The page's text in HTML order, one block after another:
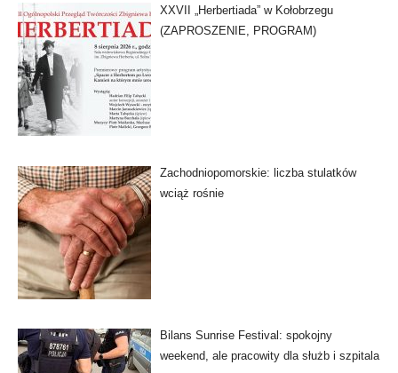
XXVII „Herbertiada” w Kołobrzegu
(ZAPROSZENIE, PROGRAM)
Zachodniopomorskie: liczba stulatków
wciąż rośnie
Bilans Sunrise Festival: spokojny
weekend, ale pracowity dla służb i szpitala